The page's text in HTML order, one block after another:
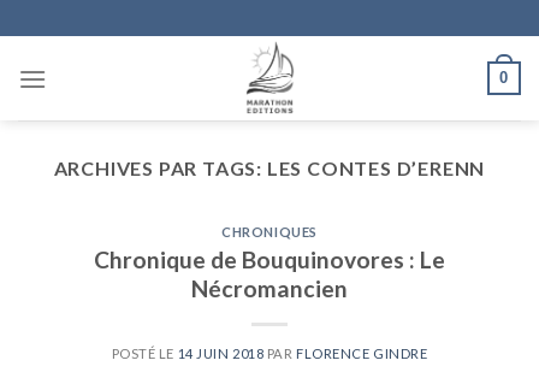
to
content
0
ARCHIVES PAR TAGS: LES CONTES D’ERENN
CHRONIQUES
Chronique de Bouquinovores : Le
Nécromancien
POSTÉ LE 14 JUIN 2018 PAR FLORENCE GINDRE